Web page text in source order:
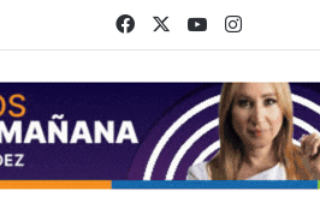
FacebookYouTubeInstagram